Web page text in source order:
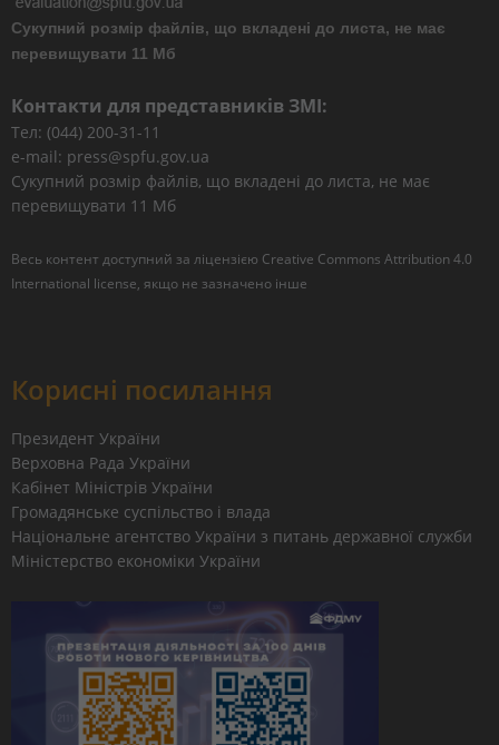
Сукупний розмір файлів, що вкладені до листа, не має
перевищувати 11 Мб
Контакти для представників ЗМІ:
Тел: (044) 200-31-11
e-mail: press@spfu.gov.ua
Сукупний розмір файлів, що вкладені до листа, не має
перевищувати 11 Мб
Весь контент доступний за ліцензією Creative Commons Attribution 4.0
International license, якщо не зазначено інше
Корисні посилання
Президент України
Верховна Рада України
Кабінет Міністрів України
Громадянське суспільство і влада
Національне агентство України з питань державної служби
Міністерство економіки України